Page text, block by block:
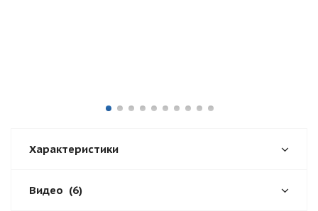
Характеристики
Видео (6)